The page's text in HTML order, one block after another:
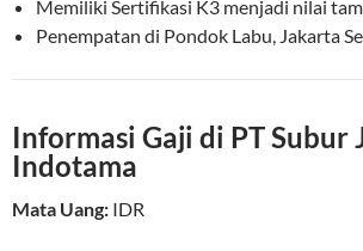
Memiliki Sertifikasi K3 menjadi nilai
Penempatan di Pondok Labu, Jakarta
Informasi Gaji di PT Subur
Indotama
Mata Uang: IDR